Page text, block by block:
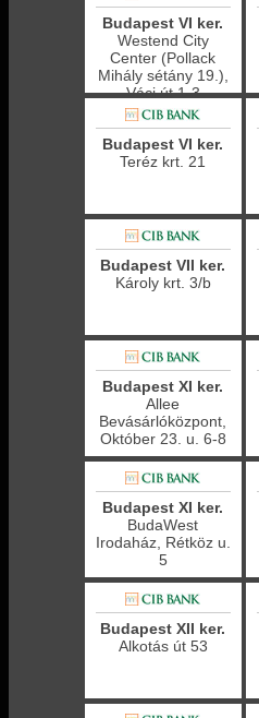
Budapest VI ker.
Westend City
Center (Pollack
Mihály sétány 19.),
Váci út 1-3
Budapest VI ker.
Teréz krt. 21
Budapest VII ker.
Károly krt. 3/b
Budapest XI ker.
Allee
Bevásárlóközpont,
Október 23. u. 6-8
Budapest XI ker.
BudaWest
Irodaház, Rétköz u.
5
Budapest XII ker.
Alkotás út 53